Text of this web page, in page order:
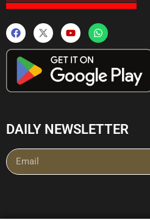
DAILY NEWSLETTER